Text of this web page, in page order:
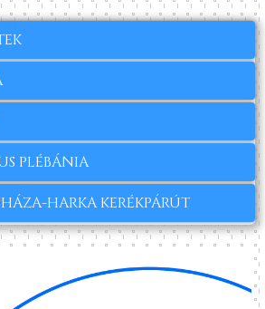
PLÉBÁNIA
HARKA KERÉKPÁRÚT